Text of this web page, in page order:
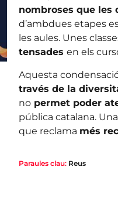
nombroses que les
d’ambdues etapes
les aules. Unes
tensades en els
Aquesta
través de la
nopermet poder
pública catalana.
que reclama més
Paraules clau: Reus